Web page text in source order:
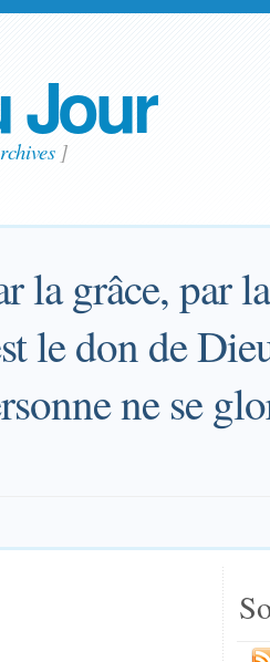
Jour
]
la grâce, par
le don de
ne se